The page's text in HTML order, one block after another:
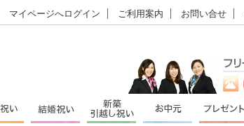
マイページへログイン ご利用案内 お問い合せ